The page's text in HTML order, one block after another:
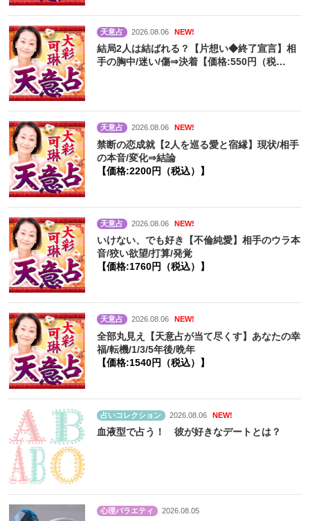
天意占 2026.08.06 NEW!
結局2人は結ばれる？【片想い◆終了宣言】相
手の胸中/迷い/傷⇒決着【価格:550円（税
天意占 2026.08.06 NEW!
禁断の恋成就【2人を巡る愛と宿縁】現状/相手
の本音/変化⇒結論
【価格:2200円（税込）】
天意占 2026.08.06 NEW!
いけない、でも好き【不倫純愛】相手のウラ本
音/狡い欲望/打算/発覚
【価格:1760円（税込）】
天意占 2026.08.06 NEW!
全部丸見え【天意占が当て尽くす】あなたの幸
福/転機/1/3/5年後/晩年
【価格:1540円（税込）】
占いコレクション 2026.08.06 NEW!
血液型で占う！ 彼が好きなデートとは？
心理バラエティ 2026.08.05